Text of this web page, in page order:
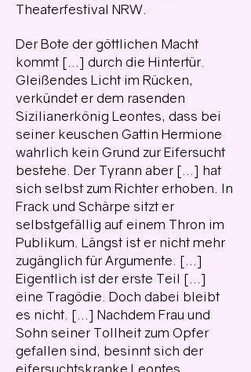
Theaterfestival NRW.
Der Bote der göttlichen Macht
kommt [...] durch die Hintertür.
Gleißendes Licht im Rücken,
verkündet er dem rasenden
Sizilianerkönig Leontes, dass bei
seiner keuschen Gattin Hermione
wahrlich kein Grund zur Eifersucht
bestehe. Der Tyrann aber [...] hat
sich selbst zum Richter erhoben. In
Frack und Schärpe sitzt er
selbstgefällig auf einem Thron im
Publikum. Längst ist er nicht mehr
zugänglich für Argumente. [...]
Eigentlich ist der erste Teil [...]
eine Tragödie. Doch dabei bleibt
es nicht. [...] Nachdem Frau und
Sohn seiner Tollheit zum Opfer
gefallen sind, besinnt sich der
eifersuchtskranke Leontes.